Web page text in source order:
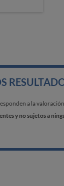
a la
y no sujetos a